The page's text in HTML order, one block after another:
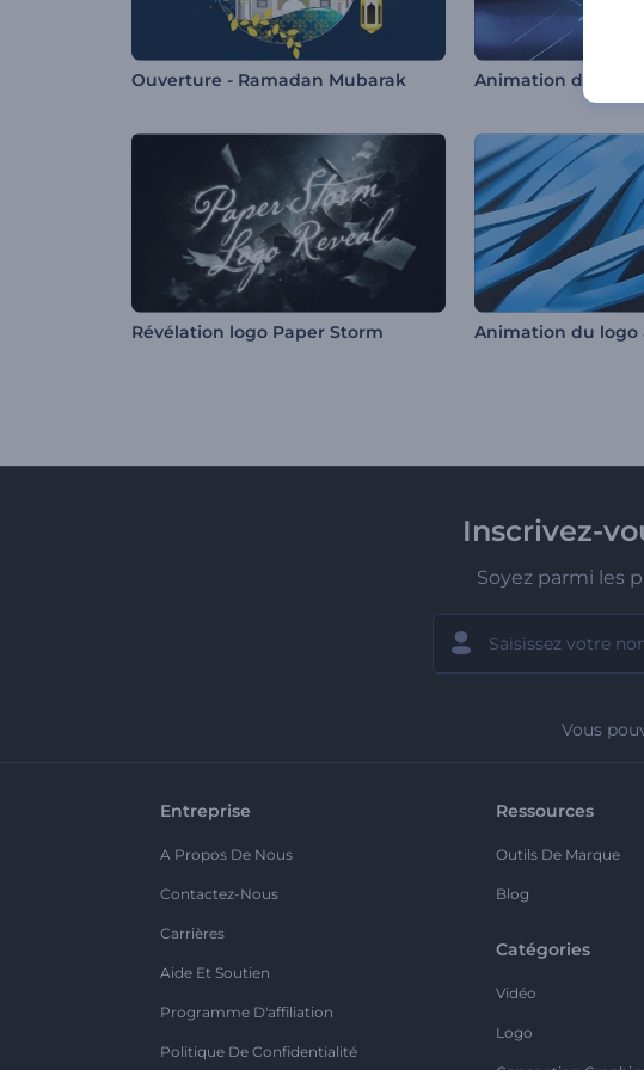
Ouverture - Ramadan Mubarak
Révélation logo Paper Storm
Inscrivez-
Soyez parmi les
Vous
Entreprise
A Propos De Nous
Contactez-Nous
Carrières
Aide Et Soutien
Programme D'affiliation
Politique De Confidentialité
Ressources
Outils De Marque
Blog
Catégories
Vidéo
Logo